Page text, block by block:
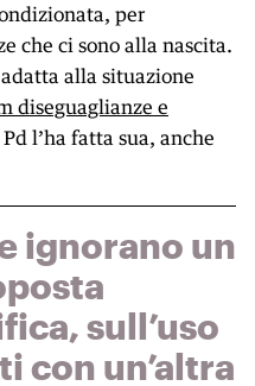
per
che ci sono alla nascita.
alla situazione
diseguaglianze e
l’ha fatta sua, anche
ignorano un
sull’uso
con un’altra